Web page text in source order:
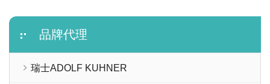
品牌代理
瑞士ADOLF KUHNER